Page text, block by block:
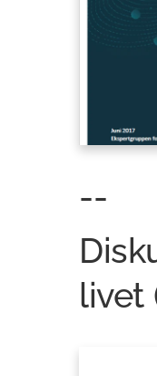
--
livet